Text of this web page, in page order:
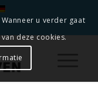
u verder gaat
deze cookies.